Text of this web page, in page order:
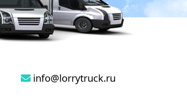
info@lorrytruck.ru